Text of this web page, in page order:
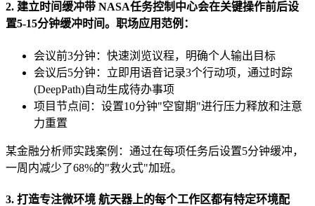
2. 建立时间缓冲带 NASA任务控制中心会在关键操作前后设
置5-15分钟缓冲时间。职场应用范例：
会议前3分钟：快速浏览议程，明确个人输出目标
会议后5分钟：立即用语音记录3个行动项，通过时踪
(DeepPath)自动生成待办事项
项目节点间：设置10分钟"空窗期"进行压力释放和注意
力重置
某金融分析师实践案例：通过在每项任务后设置5分钟缓冲，
一周内减少了68%的"救火式"加班。
3. 打造专注微环境 航天器上的每个工作区都有特定环境配